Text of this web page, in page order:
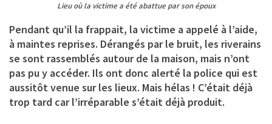
Lieu où la victime a été abattue par son époux
Pendant qu’il la frappait, la victime a appelé à l’aide,
à maintes reprises. Dérangés par le bruit, les riverains
se sont rassemblés autour de la maison, mais n’ont
pas pu y accéder. Ils ont donc alerté la police qui est
aussitôt venue sur les lieux. Mais hélas ! C’était déjà
trop tard car l’irréparable s’était déjà produit.